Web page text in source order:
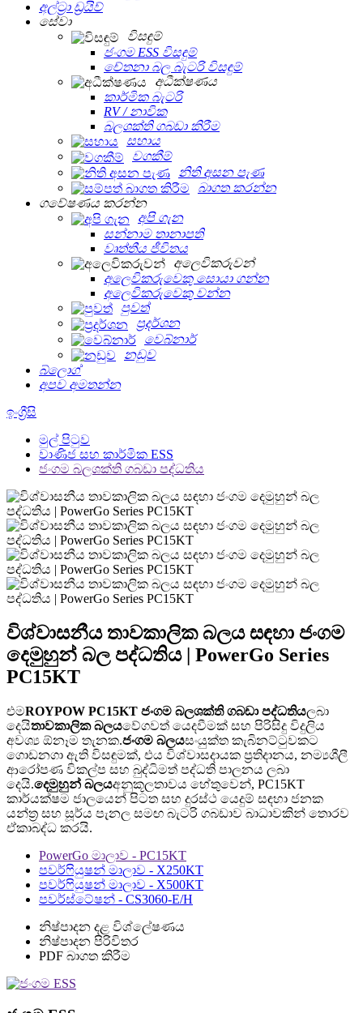
අල්ට්‍රා ඩ්‍රයිව්
සේවා
විසඳුම්
ජංගම ESS විසඳුම්
චේතනා බල බැටරි විසඳුම්
අධීක්ෂණය
කාර්මික බැටරි
RV / නාවික
බලශක්ති ගබඩා කිරීම
සහාය
වගකීම්
නිති අසන පැණ
බාගත කරන්න
ගවේෂණය කරන්න
අපි ගැන
සන්නාම තානාපති
වෘත්තීය ජීවිතය
අලෙවිකරුවන්
අලෙවිකරුවෙකු සොයා ගන්න
අලෙවිකරුවෙකු වන්න
පුවත්
ප්‍රදර්ශන
වෙබ්නාර්
නඩුව
බ්ලොග්
අපව අමතන්න
ඉංග්‍රීසි
මුල් පිටුව
වාණිජ සහ කාර්මික ESS
ජංගම බලශක්ති ගබඩා පද්ධතිය
විශ්වාසනීය තාවකාලික බලය සඳහා ජංගම
දෙමුහුන් බල පද්ධතිය | PowerGo Series
PC15KT
එමROYPOW PC15KT ජංගම බලශක්ති ගබඩා පද්ධතියලබා
දෙයිතාවකාලික බලයවේගවත් යෙදවීමක් සහ පිරිසිදු විදුලිය
අවශ්‍ය ඕනෑම තැනක.ජංගම බලයසංයුක්ත කැබිනට්ටුවකට
ගොඩනගා ඇති විසඳුමක්, එය විශ්වාසදායක ප්‍රතිදානය, නම්‍යශීලී
ආරෝපණ විකල්ප සහ බුද්ධිමත් පද්ධති පාලනය ලබා
දෙයි.දෙමුහුන් බලයඅනුකූලතාවය හේතුවෙන්, PC15KT
කාර්යක්ෂම ජාලයෙන් පිටත සහ දුරස්ථ යෙදුම් සඳහා ජනක
යන්ත්‍ර සහ සූර්ය පැනල සමඟ බැටරි ගබඩාව බාධාවකින් තොරව
ඒකාබද්ධ කරයි.
PowerGo මාලාව - PC15KT
පවර්ෆියුෂන් මාලාව - X250KT
පවර්ෆියුෂන් මාලාව - X500KT
පවර්ස්ටේෂන් - CS3060-E/H
නිෂ්පාදන දළ විශ්ලේෂණය
නිෂ්පාදන පිරිවිතර
PDF බාගත කිරීම